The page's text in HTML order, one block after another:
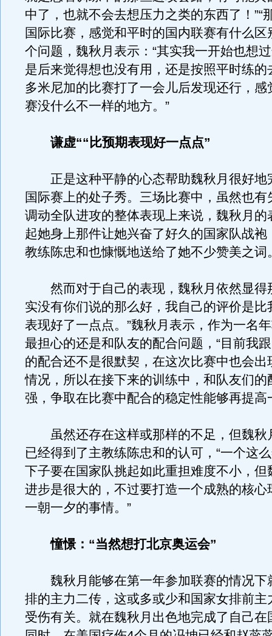
中了，也就不会去想压力之类的东西了！”“
国际比赛，感觉和平时的国内联赛有什么区
个问题，魏秋月表示：“其实我一开始也想
是后来觉得想也没有用，还是按照平时练的
多米尼加的比赛打了一会儿后发现还行，感
赛没什么不一样的地方。”
谦虚““比预期表现好一点点”
正是这种平静的心态帮助魏秋月很好地
国际赛上的处子秀。三场比赛中，虽然也有
调动全队进攻的整体表现上来说，魏秋月的
起她身上那件让她兴奋了好久的国家队战袍
教练陈忠和也慷慨地送给了她不少赞美之词
然而对于自己的表现，魏秋月依然显得
实没有你们说的那么好，我自己的评价是比
表现好了一点点。”魏秋月表示，作为一名
最担心的还是和队友的配合问题，“目前我
的配合还不是很默契，在这次比赛中也会出
情况，所以在接下来的训练中，和队友们的
强，争取在比赛中配合的稳定性能够再提高
虽然还存在这样或那样的不足，但魏秋
已经得到了主教练陈忠和的认可，“一个这
下子要在国家队挑起如此重担难度不小，但
进步是很大的，不过要打造一个成熟的核心
一朝一夕的事情。”
憧憬：“当然想打北京奥运会”
魏秋月能够在第一年参加联赛的情况下
排的主力二传，这或多或少和国家女排前主
受伤有关。就在魏秋月出色地完成了自己在